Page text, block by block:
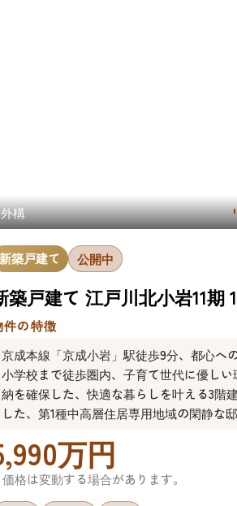
外構
新築戸建て 公開中
築戸建て 江戸川北小岩11期
件の特徴
京成本線「京成小岩」駅徒歩9分、都心へ
小学校まで徒歩圏内、子育て世代に優し
納を確保した、快適な暮らしを叶える3階
した、第1種中高層住居専用地域の閑静な
万円
格は変動する場合があります。